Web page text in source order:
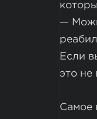
—
Если
это не
Самое